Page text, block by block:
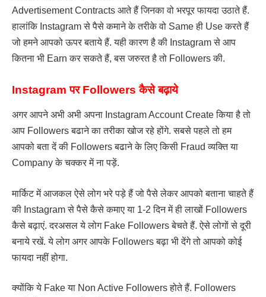
Advertisement Contracts आते हैं जिनका वो भरपूर फायदा उठाते हैं.
हालांकि Instagram से पैसे कमाने के तरीके वो Same ही Use करते हैं
जो हमने आपको ऊपर बताये हैं. यही कारण है की Instagram से आप
कितना भी Earn कर सकते हैं, बस जरुरत है तो Followers की.
Instagram पर Followers कैसे बढ़ाये
अगर आपने अभी अभी अपना Instagram Account Create किया है तो
आप Followers बढाने का तरीका खोज रहे होंगे. सबसे पहले तो हम
आपको बता दें की Followers बढाने के लिए किसी Fraud व्यक्ति या
Company के चक्कर में ना पड़ें.
मार्किट में आजकल ऐसे लोग भरे पड़े हैं जो पैसे लेकर आपको बताना चाहते हैं
की Instagram से पैसे कैसे कमाए या 1-2 दिन में ही लाखों Followers
कैसे बढ़ाएं. दरअसल ये लोग Fake Followers बेचते हैं. ऐसे लोगों से दूरी
बनाये रखें. ये लोग अगर आपके Followers बढ़ा भी देंगे तो आपको कोई
फायदा नहीं होगा.
क्योंकि ये Fake या Non Active Followers होते हैं. Followers